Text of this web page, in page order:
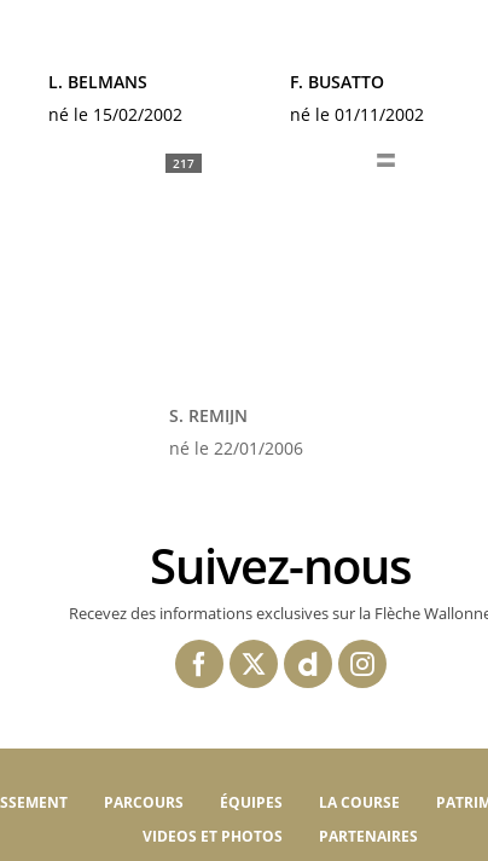
L. BELMANS
né le 15/02/2002
F. BUSATTO
né le 01/11/2002
217
S. REMIJN
né le 22/01/2006
Suivez-nous
Recevez des informations exclusives sur la Flèche
PARCOURS ÉQUIPES LA COURSE
VIDEOS ET PHOTOS
PARTENAIRES